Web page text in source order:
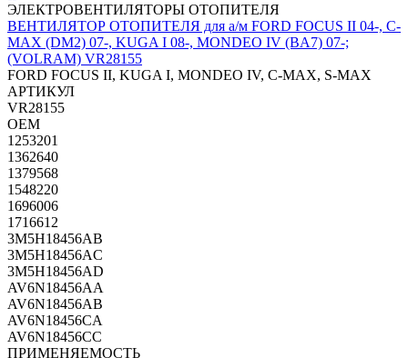
ЭЛЕКТРОВЕНТИЛЯТОРЫ ОТОПИТЕЛЯ
ВЕНТИЛЯТОР ОТОПИТЕЛЯ для а/м FORD FOCUS II 04-, C-
MAX (DM2) 07-, KUGA I 08-, MONDEO IV (BA7) 07-;
(VOLRAM) VR28155
FORD FOCUS II, KUGA I, MONDEO IV, C-MAX, S-MAX
АРТИКУЛ
VR28155
OEM
1253201
1362640
1379568
1548220
1696006
1716612
3M5H18456AB
3M5H18456AC
3M5H18456AD
AV6N18456AA
AV6N18456AB
AV6N18456CA
AV6N18456CC
ПРИМЕНЯЕМОСТЬ